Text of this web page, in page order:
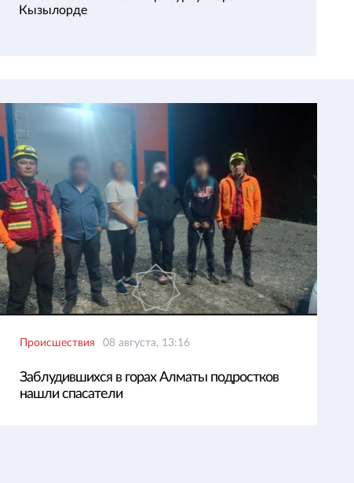
Кызылорде
Происшествия 08 августа, 13:16
Заблудившихся в горах Алматы подростков
нашли спасатели